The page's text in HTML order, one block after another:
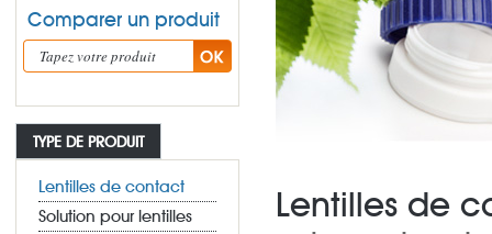
Comparer un produit
TYPE DE PRODUIT
Lentilles de contact
Solution pour lentilles
Lentilles de